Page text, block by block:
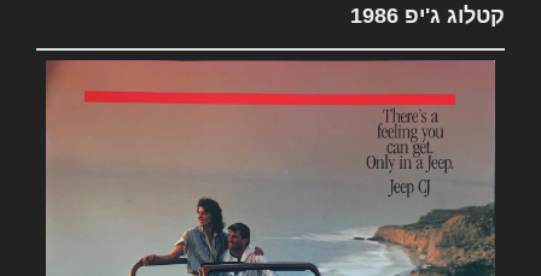
קטלוג ג'יפ 1986